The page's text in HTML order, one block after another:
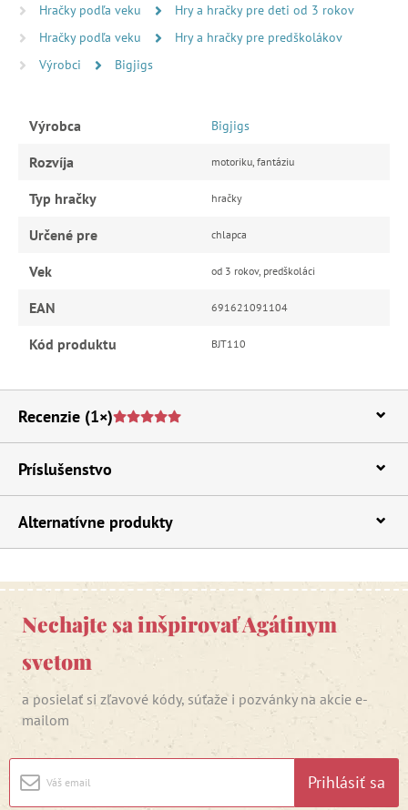
Hračky podľa veku
Hry a hračky pre deti od 3 rokov
Hračky podľa veku
Hry a hračky pre predškolákov
Výrobci
Bigjigs
Výrobca Bigjigs
Rozvíja motoriku, fantáziu
Typ hračky hračky
Určené pre chlapca
Vek od 3 rokov, predškoláci
EAN 691621091104
Kód produktu BJT110
Recenzie (1×)
Príslušenstvo
Alternatívne produkty
Nechajte sa inšpirovať Agátinym
svetom
a posielať si zľavové kódy, súťaže i pozvánky na akcie e-
mailom
Prihlásiť sa